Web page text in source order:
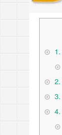
1.
2.
3.
4.